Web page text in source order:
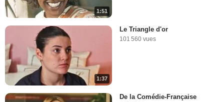
1:51
1:37
Le Triangle d'or
101 560 vues
De la Comédie-Française